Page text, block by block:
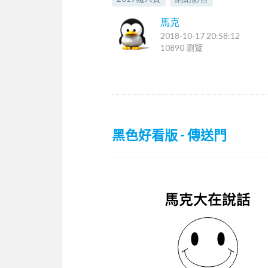
馬克
2018-10-17 20:58:12
10890 瀏覽
黑色好看版 - 傳送門